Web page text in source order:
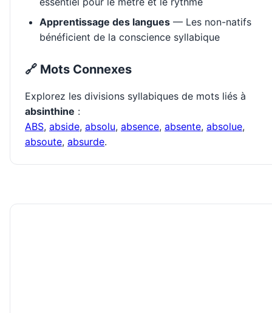
Apprentissage des langues — Les non-natifs
bénéficient de la conscience syllabique
🔗 Mots Connexes
Explorez les divisions syllabiques de mots liés à
absinthine :
ABS, abside, absolu, absence, absente, absolue,
absoute, absurde.